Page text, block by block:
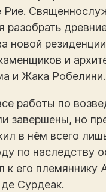
Рие.
разобрать
новой
и
и Жака Робелини.
работы по
завершены, но
в нём всего
по наследству
к его племяннику
Сурдеак.